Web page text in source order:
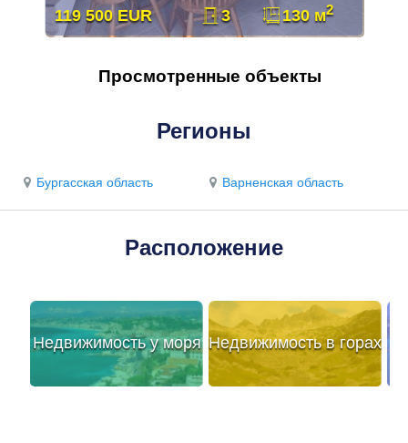
119 500 EUR 3 130 м2
Просмотренные объекты
Регионы
Бургасская область Варненская область
Расположение
Недвижимость у моря Недвижимость в горах